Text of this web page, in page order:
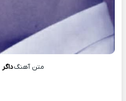
متن آهنگ